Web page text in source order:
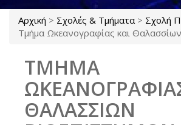
Είστε εδώ
Αρχική > Σχολές & Τμήματα > Σχολή
Τμήμα Ωκεανογραφίας και
ΤΜΗΜΑ
ΘΑΛΑΣΣΙΩΝ